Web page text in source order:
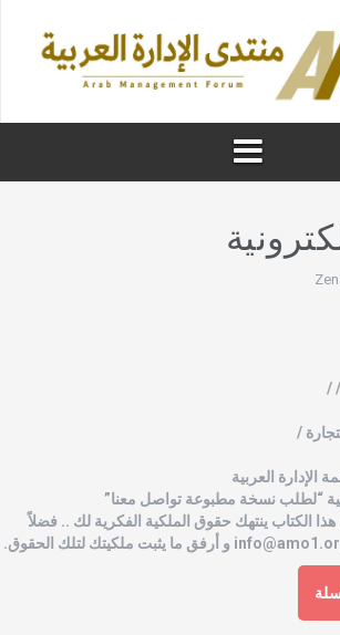
/
/
العربية
“لطلب نسخة مطبوعة تواصل معنا”
الكتاب ينتهك حقوق الملكية الفكرية لك .. فضلاً
و أرفق ما يثبت ملكيتك لتلك الحقوق.